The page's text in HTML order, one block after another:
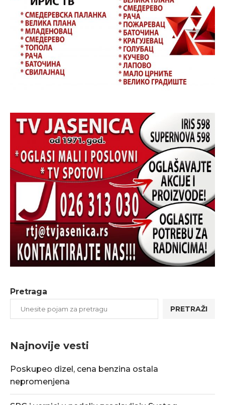
Pretraga
PRETRAŽI
Najnovije vesti
Poskupeo dizel, cena benzina ostala
nepromenjena